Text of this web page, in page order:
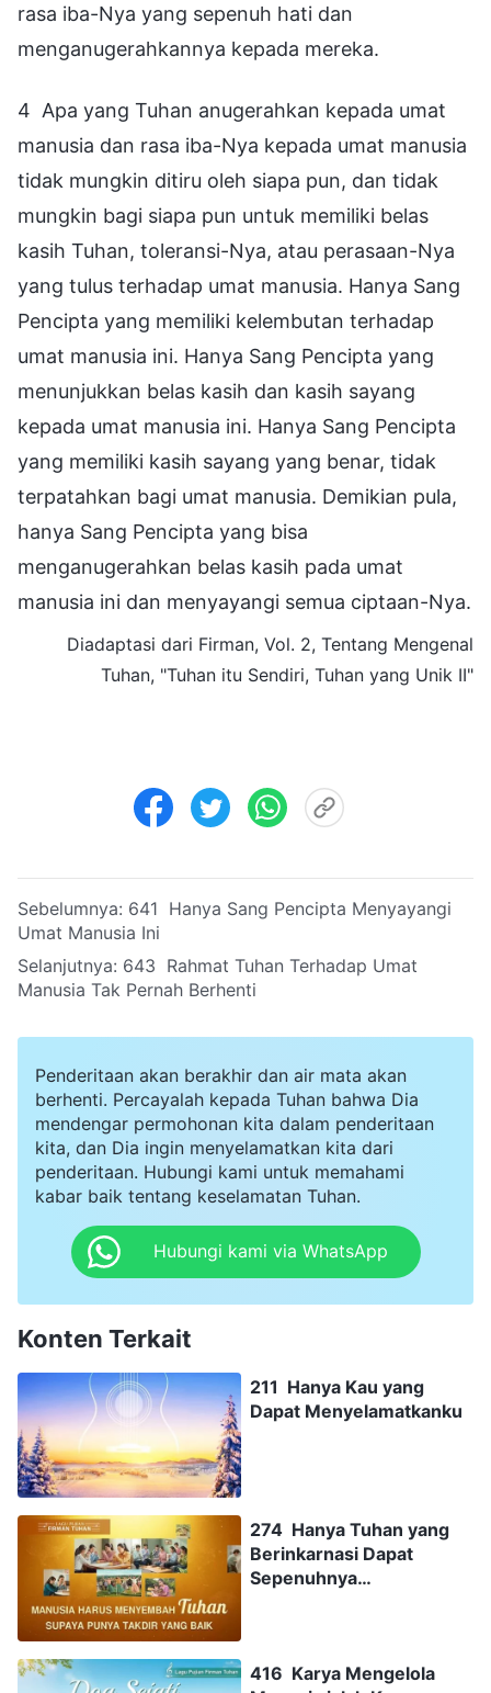
rasa iba-Nya yang sepenuh hati dan
menganugerahkannya kepada mereka.
4 Apa yang Tuhan anugerahkan kepada umat
manusia dan rasa iba-Nya kepada umat manusia
tidak mungkin ditiru oleh siapa pun, dan tidak
mungkin bagi siapa pun untuk memiliki belas
kasih Tuhan, toleransi-Nya, atau perasaan-Nya
yang tulus terhadap umat manusia. Hanya Sang
Pencipta yang memiliki kelembutan terhadap
umat manusia ini. Hanya Sang Pencipta yang
menunjukkan belas kasih dan kasih sayang
kepada umat manusia ini. Hanya Sang Pencipta
yang memiliki kasih sayang yang benar, tidak
terpatahkan bagi umat manusia. Demikian pula,
hanya Sang Pencipta yang bisa
menganugerahkan belas kasih pada umat
manusia ini dan menyayangi semua ciptaan-Nya.
Diadaptasi dari Firman, Vol. 2, Tentang Mengenal
Tuhan, "Tuhan itu Sendiri, Tuhan yang Unik II"
Sebelumnya: 641 Hanya Sang Pencipta Menyayangi
Umat Manusia Ini
Selanjutnya: 643 Rahmat Tuhan Terhadap Umat
Manusia Tak Pernah Berhenti
Penderitaan akan berakhir dan air mata akan
berhenti. Percayalah kepada Tuhan bahwa Dia
mendengar permohonan kita dalam penderitaan
kita, dan Dia ingin menyelamatkan kita dari
penderitaan. Hubungi kami untuk memahami
kabar baik tentang keselamatan Tuhan.
Hubungi kami via WhatsApp
Konten Terkait
211 Hanya Kau yang
Dapat Menyelamatkanku
274 Hanya Tuhan yang
Berinkarnasi Dapat
Sepenuhnya
416 Karya Mengelola